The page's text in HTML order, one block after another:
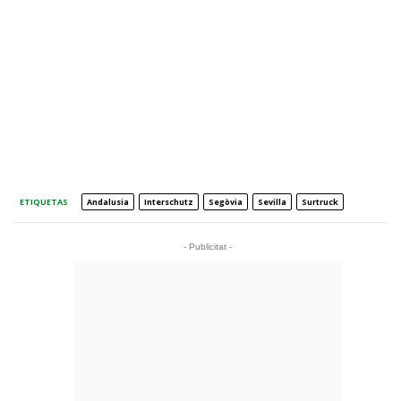
ETIQUETAS Andalusia Interschutz Segòvia Sevilla Surtruck
- Publicitat -